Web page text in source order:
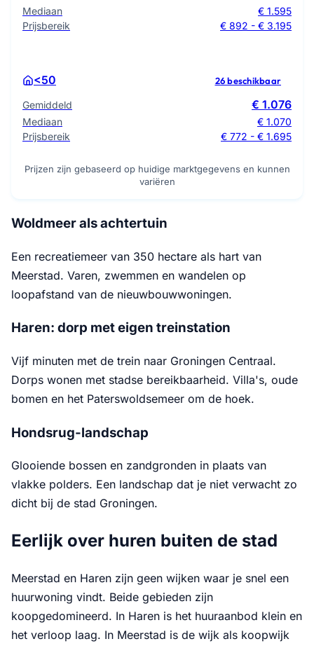
Mediaan
€ 1.595
Prijsbereik
€ 892 - € 3.195
<50 26 beschikbaar
Gemiddeld € 1.076
Mediaan
€ 1.070
Prijsbereik
€ 772 - € 1.695
Prijzen zijn gebaseerd op huidige marktgegevens en kunnen
variëren
Woldmeer als achtertuin
Een recreatiemeer van 350 hectare als hart van
Meerstad. Varen, zwemmen en wandelen op
loopafstand van de nieuwbouwwoningen.
Haren: dorp met eigen treinstation
Vijf minuten met de trein naar Groningen Centraal.
Dorps wonen met stadse bereikbaarheid. Villa's, oude
bomen en het Paterswoldsemeer om de hoek.
Hondsrug-landschap
Glooiende bossen en zandgronden in plaats van
vlakke polders. Een landschap dat je niet verwacht zo
dicht bij de stad Groningen.
Eerlijk over huren buiten de stad
Meerstad en Haren zijn geen wijken waar je snel een
huurwoning vindt. Beide gebieden zijn
koopgedomineerd. In Haren is het huuraanbod klein en
het verloop laag. In Meerstad is de wijk als koopwijk